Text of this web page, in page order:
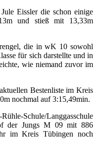
Eissler die schon einige
und stieß mit 13,33m
die in wK 10 sowohl
für sich darstellte und in
wie niemand zuvor im
Bestenliste im Kreis
nochmal auf 3:15,49min.
Schule/Langgasschule
der Jungs M 09 mit 886
im Kreis Tübingen noch